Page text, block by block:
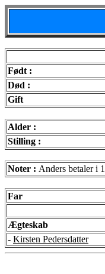
Født :
Død :
Gift
Alder :
Stilling :
Noter : Anders betaler i
Far
Ægteskab
- Kirsten Pedersdatter